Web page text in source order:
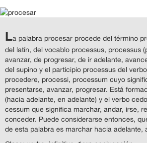
La palabra procesar procede del término
del latín, del vocablo processus, processus
avanzar, de progresar, de ir adelante,
del supino y el participio processus del
procedere, processi, processum cuyo
presentarse, avanzar, progresar. Está
(hacia adelante, en adelante) y el verbo
cessum que significa marchar, andar, irse,
conceder. Puede considerarse entonces,
de esta palabra es marchar hacia adelante,